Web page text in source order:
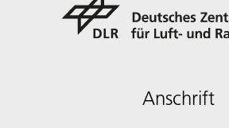
Anschrift